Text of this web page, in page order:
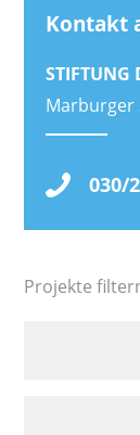
Kontakt
STIFTUNG
Marburger
030/
Projekte